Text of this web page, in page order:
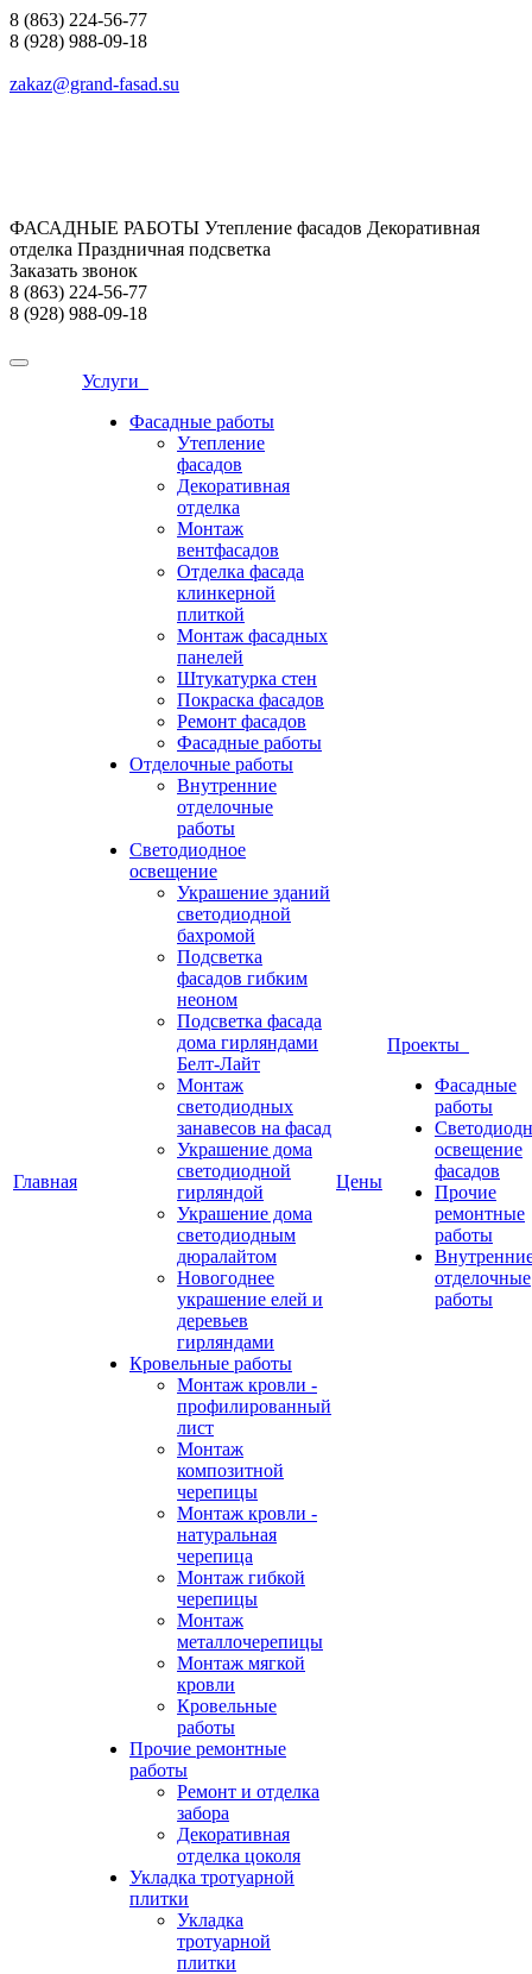
8 (863) 224-56-77
8 (928) 988-09-18
zakaz@grand-fasad.su
ФАСАДНЫЕ РАБОТЫ Утепление фасадов Декоративная
отделка Праздничная подсветка
Заказать звонок
8 (863) 224-56-77
8 (928) 988-09-18
Главная
Услуги
Фасадные работы
Утепление
фасадов
Декоративная
отделка
Монтаж
вентфасадов
Отделка фасада
клинкерной
плиткой
Монтаж фасадных
панелей
Штукатурка стен
Покраска фасадов
Ремонт фасадов
Фасадные работы
Отделочные работы
Внутренние
отделочные
работы
Светодиодное
освещение
Украшение зданий
светодиодной
бахромой
Подсветка
фасадов гибким
неоном
Подсветка фасада
дома гирляндами
Белт-Лайт
Монтаж
светодиодных
занавесов на фасад
Украшение дома
светодиодной
гирляндой
Украшение дома
светодиодным
дюралайтом
Новогоднее
украшение елей и
деревьев
гирляндами
Кровельные работы
Монтаж кровли -
профилированный
лист
Монтаж
композитной
черепицы
Монтаж кровли -
натуральная
черепица
Монтаж гибкой
черепицы
Монтаж
металлочерепицы
Монтаж мягкой
кровли
Кровельные
работы
Прочие ремонтные
работы
Ремонт и отделка
забора
Декоративная
отделка цоколя
Укладка тротуарной
плитки
Укладка
тротуарной
плитки
Цены
Проекты
Фасадные
работы
освещение
фасадов
Прочие
ремонтные
работы
отделочные
работы